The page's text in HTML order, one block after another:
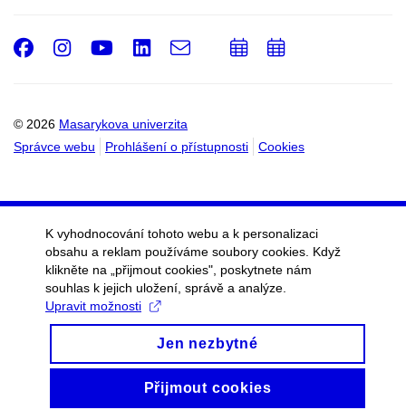
© 2026 Masarykova univerzita
Správce webu
Prohlášení o přístupnosti Cookies
Facebook
Instagram
Youtube
LinkedIn
e-
PřidatPřidat
K vyhodnocování tohoto webu a k personalizaci
obsahu a reklam používáme soubory cookies. Když
klikněte na „přijmout cookies", poskytnete nám
souhlas k jejich uložení, správě a analýze.
Upravit možnosti
Jen nezbytné
Přijmout cookies